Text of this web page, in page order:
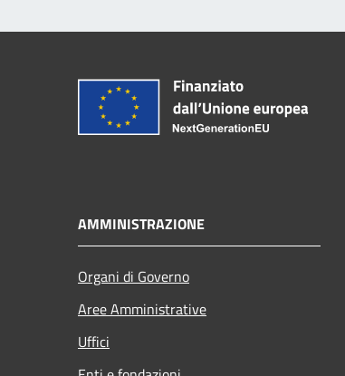
AMMINISTRAZIONE
Organi di Governo
Aree Amministrative
Uffici